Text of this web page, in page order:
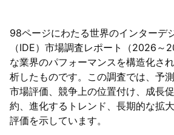
98ページにわたる世界のインターデ
（IDE）市場調査レポート（2026～
な業界のパフォーマンスを構造化さ
析したものです。この調査では、予
市場評価、競争上の位置付け、成長
約、進化するトレンド、長期的な拡
評価を示しています。